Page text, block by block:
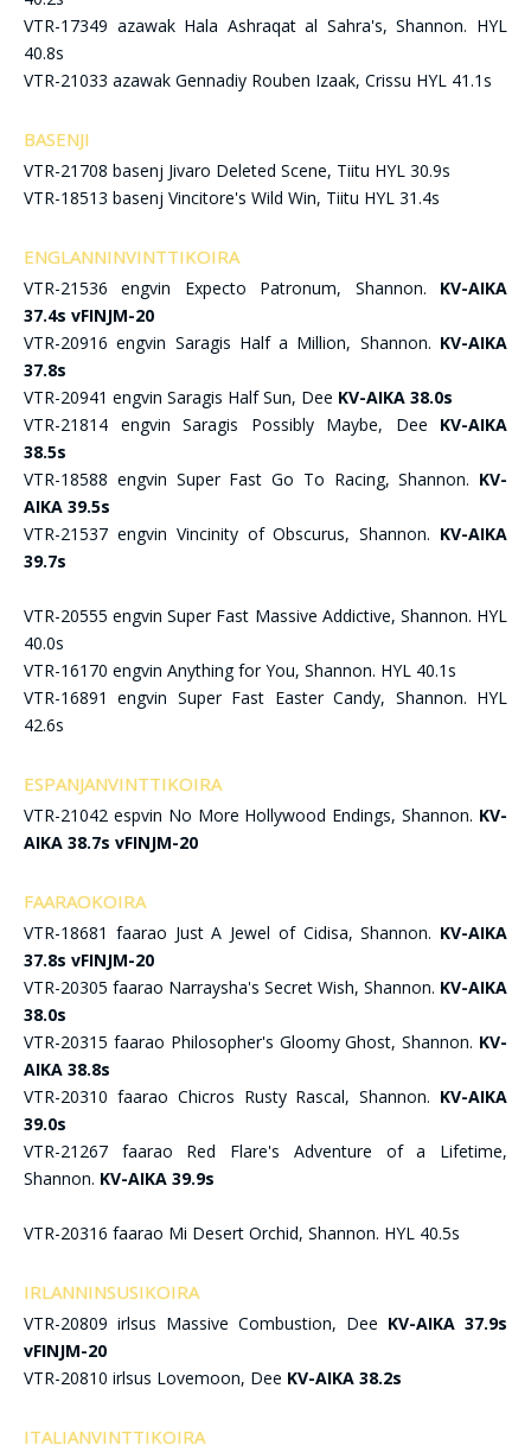
VTR-17349 azawak Hala Ashraqat al Sahra's, Shannon. HYL
40.8s
VTR-21033 azawak Gennadiy Rouben Izaak, Crissu HYL 41.1s
BASENJI
VTR-21708 basenj Jivaro Deleted Scene, Tiitu HYL 30.9s
VTR-18513 basenj Vincitore's Wild Win, Tiitu HYL 31.4s
ENGLANNINVINTTIKOIRA
VTR-21536 engvin Expecto Patronum, Shannon. KV-AIKA
37.4s vFINJM-20
VTR-20916 engvin Saragis Half a Million, Shannon. KV-AIKA
37.8s
VTR-20941 engvin Saragis Half Sun, Dee KV-AIKA 38.0s
VTR-21814 engvin Saragis Possibly Maybe, Dee KV-AIKA
38.5s
VTR-18588 engvin Super Fast Go To Racing, Shannon. KV-
AIKA 39.5s
VTR-21537 engvin Vincinity of Obscurus, Shannon. KV-AIKA
39.7s
VTR-20555 engvin Super Fast Massive Addictive, Shannon. HYL
40.0s
VTR-16170 engvin Anything for You, Shannon. HYL 40.1s
VTR-16891 engvin Super Fast Easter Candy, Shannon. HYL
42.6s
ESPANJANVINTTIKOIRA
VTR-21042 espvin No More Hollywood Endings, Shannon. KV-
AIKA 38.7s vFINJM-20
FAARAOKOIRA
VTR-18681 faarao Just A Jewel of Cidisa, Shannon. KV-AIKA
37.8s vFINJM-20
VTR-20305 faarao Narraysha's Secret Wish, Shannon. KV-AIKA
38.0s
VTR-20315 faarao Philosopher's Gloomy Ghost, Shannon. KV-
AIKA 38.8s
VTR-20310 faarao Chicros Rusty Rascal, Shannon. KV-AIKA
39.0s
VTR-21267 faarao Red Flare's Adventure of a Lifetime,
Shannon. KV-AIKA 39.9s
VTR-20316 faarao Mi Desert Orchid, Shannon. HYL 40.5s
IRLANNINSUSIKOIRA
VTR-20809 irlsus Massive Combustion, Dee KV-AIKA 37.9s
vFINJM-20
VTR-20810 irlsus Lovemoon, Dee KV-AIKA 38.2s
ITALIANVINTTIKOIRA